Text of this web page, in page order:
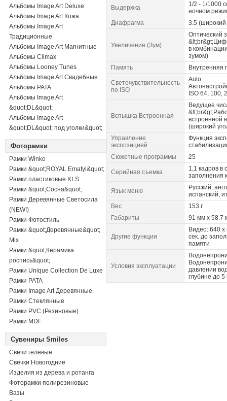
Альбомы Image Art Deluxe
Альбомы Image Art Кожа
Альбомы Image Art
Традиционные
Альбомы Image Art Магнитные
Альбомы Climax
Альбомы Looney Tunes
Альбомы Image Art Свадебные
Альбомы PATA
Альбомы Image Art
&quot;DL&quot;
Альбомы Image Art
&quot;DL&quot; под уголки&quot;
Фоторамки
Рамки Winko
Рамки &quot;ROYAL Emafyl&quot;
Рамки пластиковые KLS
Рамки &quot;Сосна&quot;
Рамки Деревянные Светосила
(NEW!)
Рамки Фотостиль
Рамки &quot;Деревянные&quot;
Mix
Рамки &quot;Керамика
роспись&quot;
Рамки Unique Collection De Luxe
Рамки PATA
Рамки Image Art Деревянные
Рамки Стеклянные
Рамки PVC (Резиновые)
Рамки MDF
Сувениры Smiles
Свечи гелевые
Свечки Новогодние
Изделия из дерева и ротанга
Фоторамки полирезиновые
Вазы
Выдержка
1/2 - 1/1000
ночном
Диафрагма
3.5 (широкий
Увеличение (Зум)
Оптический
в
зумом)
Память
Внутренняя
Светочувствительность
по ISO
Auto:
ISO 64, 100,
Вспышка Встроенная
Ведущее
встроенной
(широкий
Управление
экспозицией
Функция
Сюжетные программы
25
Серийная съемка
1,1 кадров в
заполнения
Язык меню
Русский,
испанский,
Вес
153 г
Габариты
91 мм x 58.7
Другие функции
Видео: 640 x
сек. до
памяти
Условия эксплуатации
давлении
глубине до 5